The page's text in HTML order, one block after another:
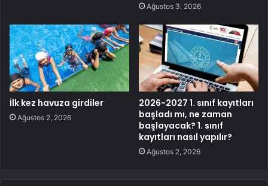
Ağustos 3, 2026
İlk kez havuza girdiler
Ağustos 2, 2026
2026-2027 1. sınıf kayıtları
başladı mı, ne zaman
başlayacak? 1. sınıf
kayıtları nasıl yapılır?
Ağustos 2, 2026